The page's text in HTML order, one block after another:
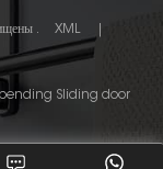
.
XML
Sliding door